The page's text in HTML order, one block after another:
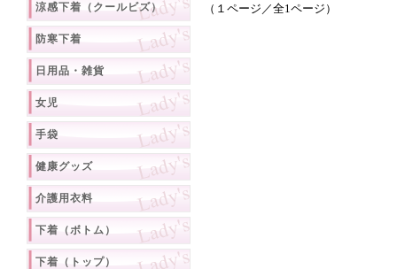
涼感下着（クールビズ）
防寒下着
日用品・雑貨
女児
手袋
健康グッズ
介護用衣料
下着（ボトム）
下着（トップ）
（１ページ／全1ページ）